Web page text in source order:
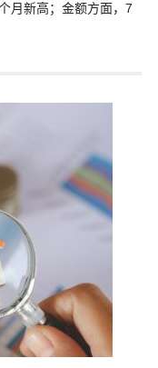
月新高；金额方面，7